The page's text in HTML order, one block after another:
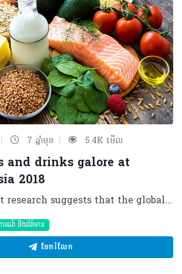
| 7 ឆ្នាំមុន | 5.4K មើល
and drinks galore at
2018
By 2022, market research suggests that the global market for nutraceuticals may reach US$302,306 million[1]. The opportunity is great because the market is for foods and beverages that could help to prevent or treat diseases. To discover this market, head to the Singapore Marina Bay Sands Expo and Convention this September 11 and 12 for Vitafoods Asia 2018. Vitafoods Asia brings together buyers, distributors, retailers and suppliers to do business and uncover high-quality, innovative dietary supplements and functional food and beverages. Key components of the exhibition include high-quality, innovative dietary supplements and functional food and beverages from a showcase of over 300 exhibitors. The products help to improve health, wellbeing, physical and mental health and include energy drinks to meal replacement bars, chewable supplements to effervescent tablets and everything in-between. Moreover, there is a New Products Zone where you can discover the latest innovations and market successes in ingredients and finished products. At Vitafoods Asia you can source and taste the very latest products to hit the market at the Tasting Centre. Among the exhibitors, for example, is DuPont Nutrition & Health, a subsidiary of the United States-based conglomerate DuPont. At Vitafoods Asia 2018, DuPont is hosting the DuPont Hospitality Suite, where a team of innovative solvers, deep consumer insights and broad product portfolio will help you turn challenges into high-value business opportunities. Hosted by experts in the field, make an appointment at the suite for a “Meet & Greet” session. There will be 2 presentations per day, sharing what’s hot and relevant in Asia. “We’re going to place products with health-enhancing benefits and solutions backed by ground-breaking science at the heart of our presence at the event this year. We will also share the research behind our science and demonstrate how it can be translated into successful ingredient formulations and product launches,” said Dr Li Yongjing, DuPont Nutrition & Health’s regional president for Asia. The firm will also present two talks on its work and findings, on new insights and therapeutic strategies for shaping the gut microbiota, which is the ecosystem of microorganisms in people’s guts that influences their health, and on human milk oligosaccharides (HMOs), which are sugars found in high concentrations only in human milk and confer health benefits. Researchers are trying to harness HMOs to make infant formulas more like breast milk. Clinically-substantiated supplements, especially those for women and children, will be at the heart of the products at PharmaLinea’s booth. The Slovenia-based firm sells private label food supplements – those that are manufactured by one company but sold by another – and offers services to other businesses in the nutraceutical industry. “Our primary focus is on women and children, and we have developed excellence in liquid product forms and convenient single-serve forms. Our latest cutting-edge solutions address iron deficiency, immunity, pregnancy, gut health and children’s sleep, among others,” said PharmaLinea marketing and public relations project manager Matevz Ambrozic. “The VitaFoods Asia exhibition will also give us the opportunity to present our business model, which is unique to the industry. The complete service we offer includes extensive scientific support, which greatly facilitates medical detailing. Our regulatory team also provides all the necessary information and documentation during the registration process,” he said. People interested in supplements that could reduce the risk of heart attacks should visit Italy-headquartered company Indena’s booth. Indena will be presenting several of its new ingredients for nutraceuticals, including one, derived from the fruit of a plant in southern Italy, that is safe and effective in reducing cardiovascular risks. Indena will also introduce a product suitable for sports nutrition to improve athletes’ training, performance and recovery. The PT Cekindo Bisnis Grup, a consulting company in Indonesia that helps businesses planning to expand into the country, will share information about Indonesian regulations and product registration processes relevant to the nutraceuticals industry, within the Industry Advice Zone. Cekindo chairman Michal Wasserbauer noted that Indonesian is home to more than 260 million people and is one of the fastest growing pharmaceutical markets in Asia. “Moreover, Indonesian people are now more aware of the importance of having a healthier lifestyle. Per person revenues have significantly risen in the last few years and are expected to continue to rise over the next decade, which means that the middle class’s spending power on healthcare products is growing,” he continued. In the Industry Advice Zone, exhibitors and professional visitors can access advice for regulation interpretation and consultation on food regulation problems. A key partner is Antion, a Chinese regulation consulting company engaged in services to the food industry. Another partner is the Singapore Institute of Food Science and Technology (SIFST), who will offer professional advice and expertise on Food Safety Management, especially for food and healthcare products meant for import and export markets. Mintel, a market research company, and the Japan Food Research Laboratories and the Chemical Inspection and Regulation Service (CIRS), a leading product safety and chemical management consulting firm, and the Healthy Marketing Team, who will advise on product innovation are also available in this Zone as advisors. Returning exhibitors say that the event provides a comprehensive overview of nutraceuticals. “We’ve been participating in Vitafoods Asia since its very first edition, and it has grown in both the number and quality of exhibitors, visitors and scientific programmes. We expect the same high quality this year and beyond,” said Indena marketing director Cosimo Palumbo. Mr Wasserbauer noted: “Vitafoods Asia 2018 will be one of the biggest events in Asia, so we definitely do not want to miss it.” [1] *Nutraceuticals Market Global Opportunity Analysis and Industry Forecast, 2014-2022. Allied Market Research. December, 2016. About Vitafoods Asia Vitafoods Asia is part of Informa Exhibitions’ Global Health & Nutrition Network (GHNN), which brings together a portfolio of events, digital media and publishing for marketers, manufacturers and formulators of nutrition and dietary supplements, healthy foods/beverages and personal care products. GHNN’s events include Vitafoods Europe, Vitafoods Asia, SupplySide West and SupplySide East. Natural Products INSIDER is the global media brand covering healthy ingredients and finished applications. Vitafoods Insights offers online content and a series of topic-specific digital magazines that bring highlights of the Vitafoods events to a global audience. SupplySide West & Vitafoods Global Storefronts offers a new online environment where ingredient buyers and product developers can find and connect with the suppliers and solutions they need, all year long. For more information, visit www.informaglobalhealth.com. Informa’s Global Exhibitions Division organises transaction-oriented exhibitions and trade shows, which provide buyers and sellers across different industries and communities with a powerful platform to meet face-to-face, build relationships and conduct business. Informa has a portfolio of more than 150 exhibitions, serving a number of core verticals, including Health & Nutrition, Beauty, Property & Construction and Pop Culture.
ការណ៍ និងព័ត៌មាន
ចែករំលែក